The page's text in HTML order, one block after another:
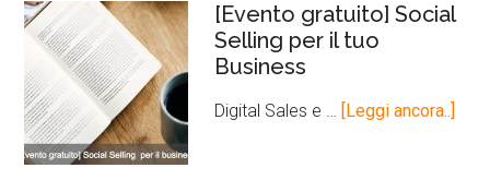
[Evento gratuito] Social
Selling per il tuo
Business
Digital Sales e … [Leggi ancora..]